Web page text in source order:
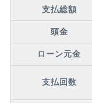
支払総額
頭金
ローン元金
支払回数